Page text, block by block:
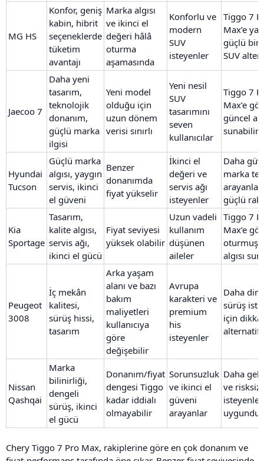
MG HS
Konfor, geniş
kabin, hibrit
seçeneklerde
tüketim
avantajı
Marka algısı
ve ikinci el
değeri hâlâ
oturma
aşamasında
Konforlu ve
modern
SUV
isteyenler
Tiggo 7
Max’e
güçlü bir
SUV
Jaecoo 7
Daha yeni
tasarım,
teknolojik
donanım,
güçlü marka
ilgisi
Yeni model
olduğu için
uzun dönem
verisi sınırlı
Yeni nesil
SUV
tasarımını
seven
kullanıcılar
Tiggo 7
Max’e
güncel
sunabilir
Hyundai
Tucson
Güçlü marka
algısı, yaygın
servis, ikinci
el güveni
Benzer
donanımda
fiyat yükselir
İkinci el
değeri ve
servis ağı
isteyenler
Daha
marka
arayanlar
güçlü
Kia
Sportage
Tasarım,
kalite algısı,
servis ağı,
ikinci el gücü
Fiyat seviyesi
yüksek olabilir
Uzun vadeli
kullanım
düşünen
aileler
Tiggo 7
Max’e
oturmuş
algısı
Peugeot
3008
İç mekân
kalitesi,
sürüş hissi,
tasarım
Arka yaşam
alanı ve bazı
bakım
maliyetleri
kullanıcıya
göre
değişebilir
Avrupa
karakteri ve
premium
his
isteyenler
Daha
sürüş
için
alternatif
Nissan
Qashqai
Marka
bilinirliği,
dengeli
sürüş, ikinci
el gücü
Donanım/fiyat
dengesi Tiggo
kadar iddialı
olmayabilir
Sorunsuzluk
ve ikinci el
güveni
arayanlar
Daha
ve risksiz
uygundur
Chery Tiggo 7 Pro Max, rakiplerine göre en çok donanım ve